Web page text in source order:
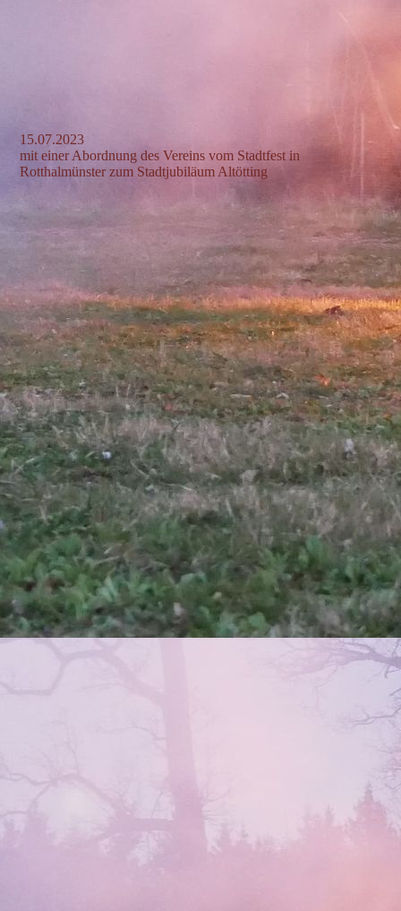
15.07.2023
mit einer Abordnung des Vereins vom Stadtfest in
Rotthalmünster zum Stadtjubiläum Altötting